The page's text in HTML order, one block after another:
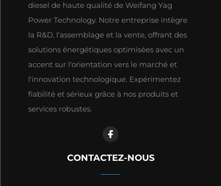
diesel de haute qualité de Weifang Yag
Power Technology. Notre entreprise intègre
la R&D, l'assemblage et la vente, offrant des
solutions énergétiques optimisées avec un
accent sur l'orientation vers le marché et
l'innovation technologique. Expérimentez
fiabilité et sérieux grâce à nos produits et
services robustes.
CONTACTEZ-NOUS